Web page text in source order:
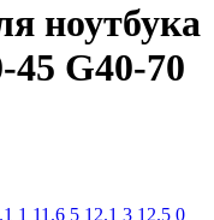
ноутбука
45 G40-70
1 11.6 5 12.1 3 12.5 0